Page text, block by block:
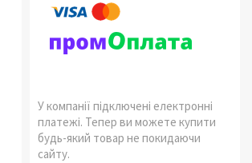
У компанії підключені електронні
платежі. Тепер ви можете купити
будь-який товар не покидаючи
сайту.